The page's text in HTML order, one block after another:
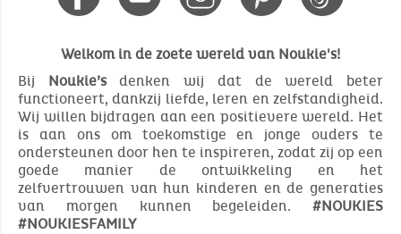
Welkom in de zoete wereld van Noukie's!
Bij Noukie’sdenken wij dat de wereld beter
functioneert, dankzij liefde, leren en zelfstandigheid.
Wij willen bijdragen aan een positievere wereld. Het
is aan ons om toekomstige en jonge ouders te
ondersteunen door hen te inspireren, zodat zij op een
goede manier de ontwikkeling en het
zelfvertrouwen van hun kinderen en de generaties
van morgen kunnen begeleiden. #NOUKIES
#NOUKIESFAMILY